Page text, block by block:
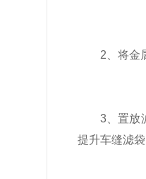
2、将金属
3、置放滤
提升车缝滤